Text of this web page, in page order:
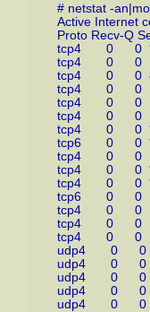
# netstat -
Active Internet
Proto Recv-
tcp4 0
tcp4 0 0
tcp4 0 0
tcp4 0 0
tcp4 0 0
tcp4 0 0
tcp4 0
tcp6 0
tcp4 0 0
tcp4 0
tcp4 0
tcp6 0
tcp4 0 0
tcp4 0 0
tcp4 0 0
udp4 0 0
udp4 0 0
udp4 0 0
udp4 0
udp4 0